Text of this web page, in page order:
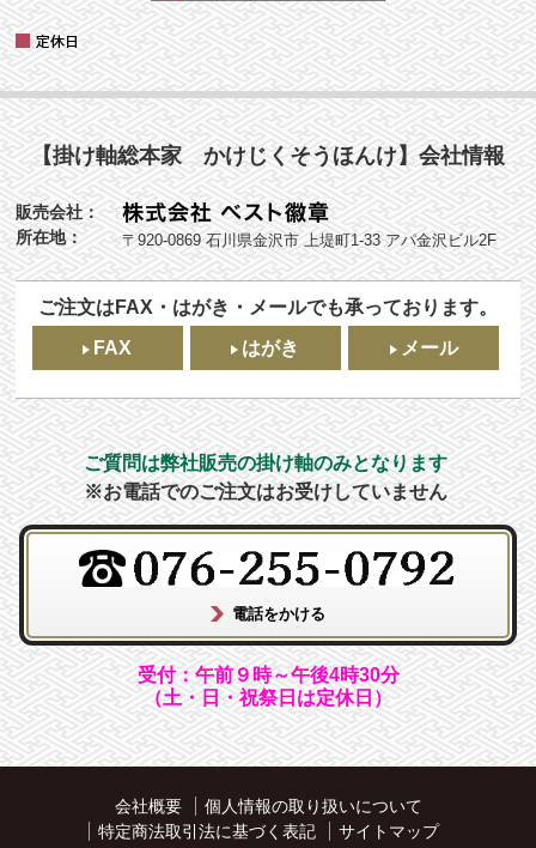
【掛け軸総本家 かけじくそうほんけ】会社情報
販売会社：
所在地：
〒920-0869 石川県金沢市 上堤町1-33 アパ金沢ビル2F
ご注文はFAX・はがき・メールでも承っております。
FAX
はがき メール
ご質問は弊社販売の掛け軸のみとなります
※お電話でのご注文はお受けしていません
受付：午前９時～午後4時30分
（土・日・祝祭日は定休日）
会社概要
個人情報の取り扱いについて
特定商法取引法に基づく表記
サイトマップ